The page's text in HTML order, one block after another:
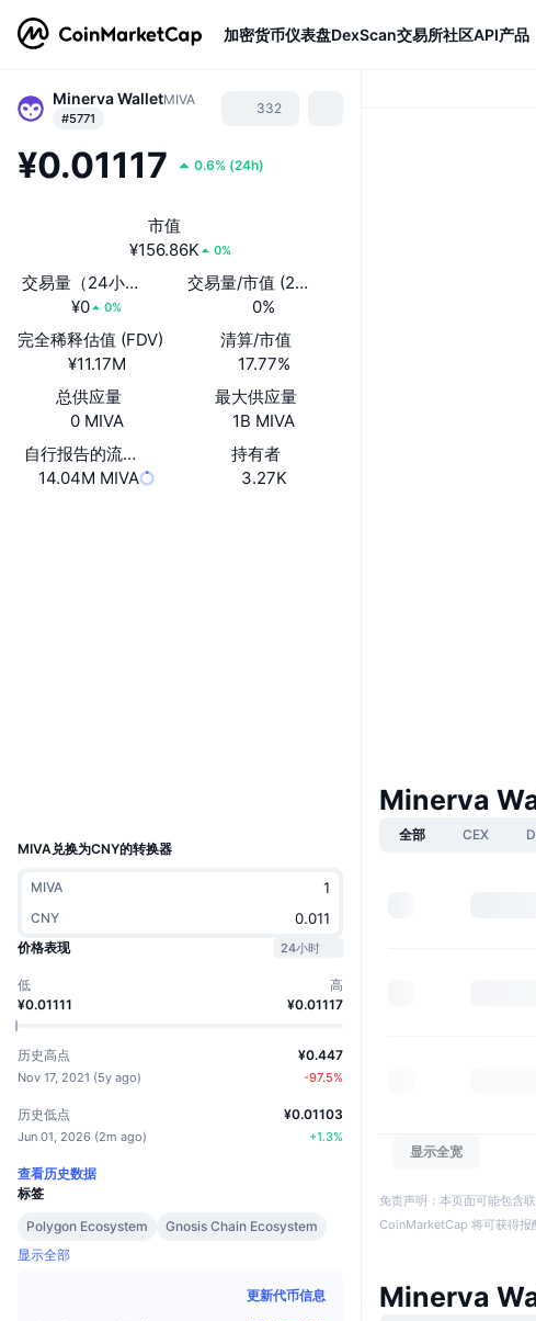
加密货币仪表盘DexScan交易所社区API产品
Minerva WalletMIVA
#5771
332
¥0.01117 0.6% (24h)
市值
¥156.86K
0%
交易量（24小时）
¥0
0%
交易量/市值 (24小时)
0%
完全稀释估值 (FDV)
¥11.17M
清算/市值
17.77%
总供应量
0 MIVA
最大供应量
1B MIVA
自行报告的流通供应量
14.04M MIVA
持有者
3.27K
MIVA兑换为CNY的转换器
MIVA
CNY
价格表现
24小时
低
¥0.01111
高
¥0.01117
历史高点
Nov 17, 2021 (5y ago)
¥0.447
-97.5%
历史低点
Jun 01, 2026 (2m ago)
¥0.01103
+1.3%
查看历史数据
标签
Polygon Ecosystem
Gnosis Chain Ecosystem
显示全部
更新代币信息
Minerva
全部 CEX
显示全宽
免责声明：本页面可能包含
CoinMarketCap 将可获得报
Minerva